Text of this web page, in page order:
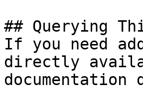
## Querying
If you need
directly